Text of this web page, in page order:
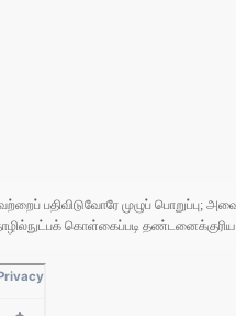
பதிவிடுவோரே முழுப் பொறுப்பு;
கொள்கைப்படி தண்டனைக்குரிய